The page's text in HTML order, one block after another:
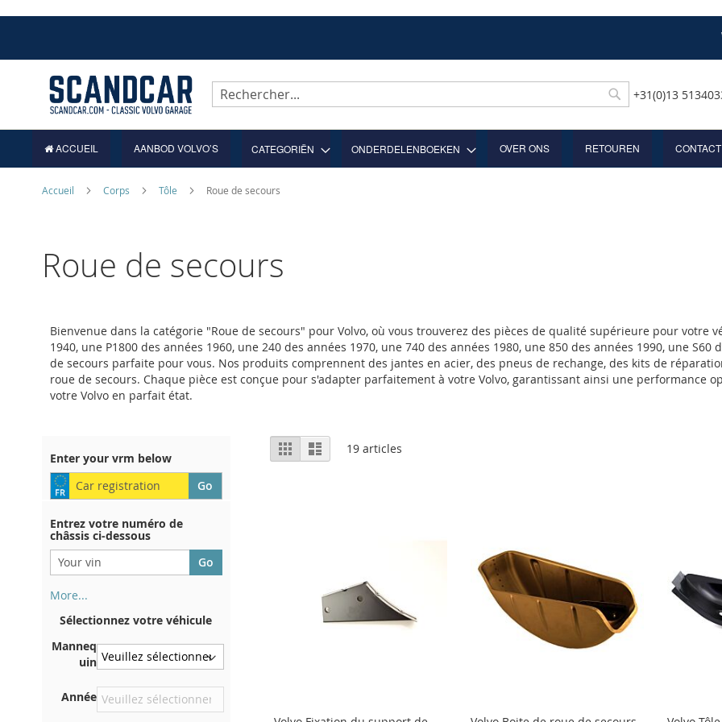
contenu
Rechercher
+31(0)13
ACCUEIL AANBOD VOLVO’S CATEGORIËN ONDERDELENBOEKEN OVER ONS RETOUREN CONTACT
Accueil Corps Tôle Roue de secours
Roue de secours
Bienvenue dans la catégorie "Roue de secours" pour Volvo, où vous trouverez des pièces de qualité supérieure pour votre
1940, une P1800 des années 1960, une 240 des années 1970, une 740 des années 1980, une 850 des années 1990, une
de secours parfaite pour vous. Nos produits comprennent des jantes en acier, des pneus de rechange, des kits de
roue de secours. Chaque pièce est conçue pour s'adapter parfaitement à votre Volvo, garantissant ainsi une performance
votre Volvo en parfait état.
Afficher
en
GrilleListe 19 articles
Enter your vrm below
Entrez votre numéro de
châssis ci-dessous
More...
au dos de votre certificat
d'immatriculation. Et aussi
dans la voiture
Sur la plaque inférieure du
siège avant droit
Sélectionnez votre véhicule
Manneq
uin
Année